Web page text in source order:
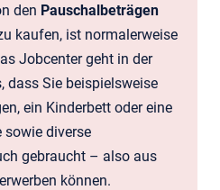
den Pauschalbeträgen
kaufen, ist normalerweise
Jobcenter geht in der
dass Sie beispielsweise
ein Kinderbett oder eine
sowie diverse
gebraucht – also aus
können.